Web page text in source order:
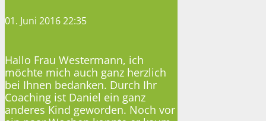
01. Juni 2016 22:35
Hallo Frau Westermann, ich
möchte mich auch ganz herzlich
bei Ihnen bedanken. Durch Ihr
Coaching ist Daniel ein ganz
anderes Kind geworden. Noch vor